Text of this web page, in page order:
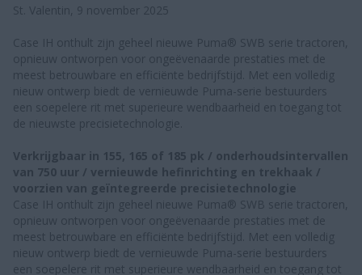
St. Valentin, 9 november 2025
Case IH onthult zijn geheel nieuwe Puma® SWB serie tractoren,
opnieuw ontworpen voor ongeëvenaarde prestaties met de
meest betrouwbare en efficiënte bedrijfstijd. Met een volledig
nieuw ontwerp biedt de vernieuwde Puma-serie bestuurders
een soepelere rit met superieure wendbaarheid en toegang tot
de nieuwste precisietechnologie.
Verkrijgbaar in 155, 165 of 185 pk / onderhoudsintervallen
van 750 uur / vernieuwde hefinrichting en trekhaak /
voorzien van geïntegreerde precisietechnologie
Case IH onthult zijn geheel nieuwe Puma® SWB serie tractoren,
opnieuw ontworpen voor ongeëvenaarde prestaties met de
meest betrouwbare en efficiënte bedrijfstijd. Met een volledig
nieuw ontwerp biedt de vernieuwde Puma-serie bestuurders
een soepelere rit met superieure wendbaarheid en toegang tot